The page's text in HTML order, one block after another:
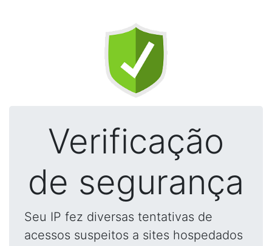
Verificação
de segurança
Seu IP fez diversas tentativas de
acessos suspeitos a sites hospedados